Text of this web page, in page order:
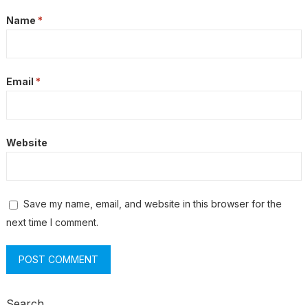
Name *
Email *
Website
Save my name, email, and website in this browser for the
next time I comment.